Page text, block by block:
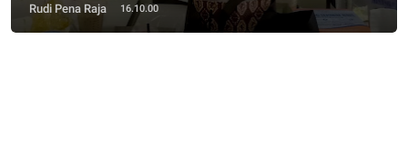
Rudi Pena Raja
16.10.00